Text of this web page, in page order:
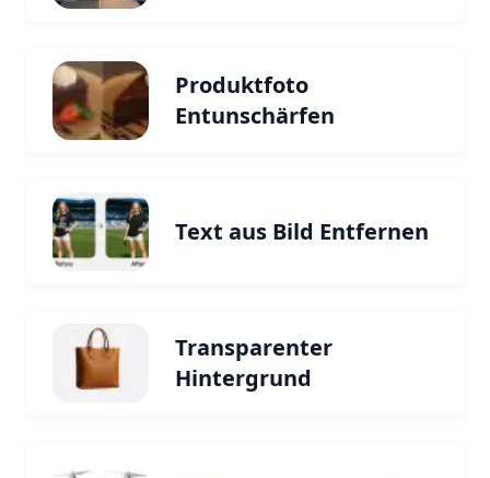
Produktfoto
Entunschärfen
Text aus Bild Entfernen
Transparenter
Hintergrund